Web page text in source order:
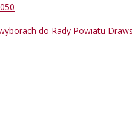
do Rady Powiatu